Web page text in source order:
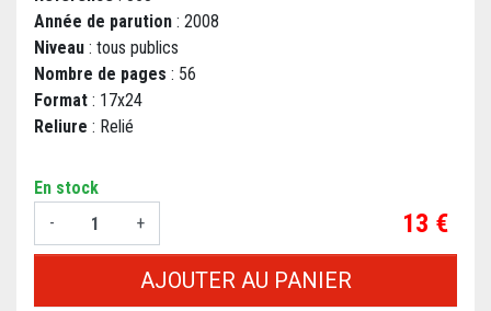
Année de parution : 2008
Niveau : tous publics
Nombre de pages : 56
Format : 17x24
Reliure : Relié
En stock
-
+ Prix
13 €
AJOUTER AU PANIER